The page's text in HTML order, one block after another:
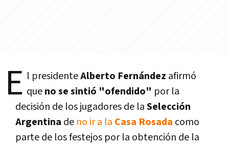
E l presidenteAlberto Fernández afirmó
queno se sintió "ofendido" por la
decisión de los jugadores de laSelección
Argentina de no ir a la Casa Rosada como
parte de los festejos por la obtención de la